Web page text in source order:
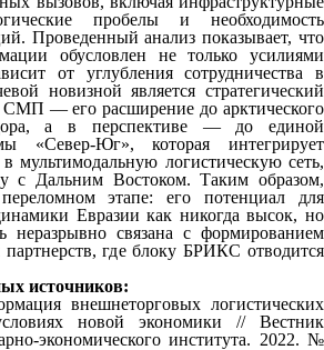
пробелы и необходимость
Проведенный анализ показывает, что
обусловлен не только усилиями
от углубления сотрудничества в
новизной является стратегический
СМП — его расширение до арктического
а в перспективе — до единой
«Север-Юг», которая интегрирует
мультимодальную логистическую сеть,
с Дальним Востоком. Таким образом,
этапе: его потенциал для
Евразии как никогда высок, но
неразрывно связана с формированием
партнерств, где блоку БРИКС отводится
источников:
внешнеторговых логистических
новой экономики // Вестник
экономического института. 2022. №